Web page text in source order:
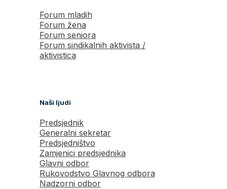
Forum mladih
Forum žena
Forum seniora
Forum sindikalnih aktivista /
aktivistica
Naši ljudi
Predsjednik
Generalni sekretar
Predsjedništvo
Zamjenici predsjednika
Glavni odbor
Rukovodstvo Glavnog odbora
Nadzorni odbor